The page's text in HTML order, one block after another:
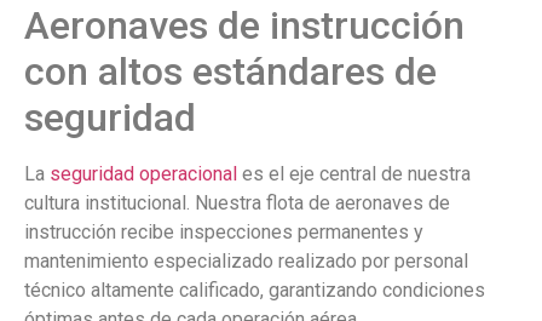
Aeronaves de instrucción
con altos estándares de
seguridad
La seguridad operacional es el eje central de nuestra
cultura institucional. Nuestra flota de aeronaves de
instrucción recibe inspecciones permanentes y
mantenimiento especializado realizado por personal
técnico altamente calificado, garantizando condiciones